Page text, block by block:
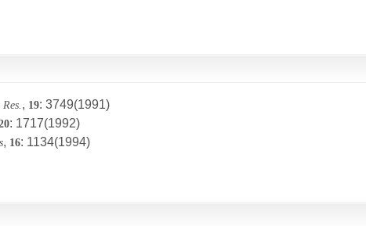
, 19: 3749(1991)
: 1717(1992)
, 16: 1134(1994)